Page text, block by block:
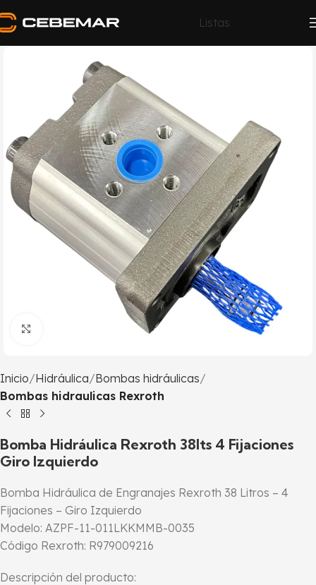
Listas
Inicio Hidráulica Bombas hidráulicas
Bombas hidraulicas Rexroth
Bomba Hidráulica Rexroth 38lts 4 Fijaciones
Giro Izquierdo
Bomba Hidráulica de Engranajes Rexroth 38 Litros – 4
Fijaciones – Giro Izquierdo
Modelo: AZPF-11-011LKKMMB-0035
Código Rexroth: R979009216
Descripción del producto: